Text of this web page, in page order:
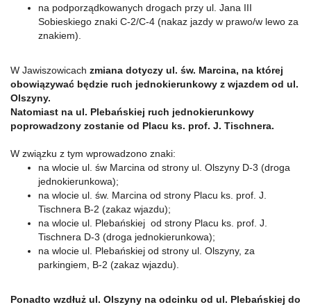
na podporządkowanych drogach przy ul. Jana III
Sobieskiego znaki C-2/C-4 (nakaz jazdy w prawo/w lewo za
znakiem).
W Jawiszowicach zmiana dotyczy ul. św. Marcina, na której
obowiązywać będzie ruch jednokierunkowy z wjazdem od ul.
Olszyny.
Natomiast na ul. Plebańskiej ruch jednokierunkowy
poprowadzony zostanie od Placu ks. prof. J. Tischnera.
W związku z tym wprowadzono znaki:
na wlocie ul. św Marcina od strony ul. Olszyny D-3 (droga
jednokierunkowa);
na wlocie ul. św. Marcina od strony Placu ks. prof. J.
Tischnera B-2 (zakaz wjazdu);
na wlocie ul. Plebańskiej od strony Placu ks. prof. J.
Tischnera D-3 (droga jednokierunkowa);
na wlocie ul. Plebańskiej od strony ul. Olszyny, za
parkingiem, B-2 (zakaz wjazdu).
Ponadto wzdłuż ul. Olszyny na odcinku od ul. Plebańskiej do